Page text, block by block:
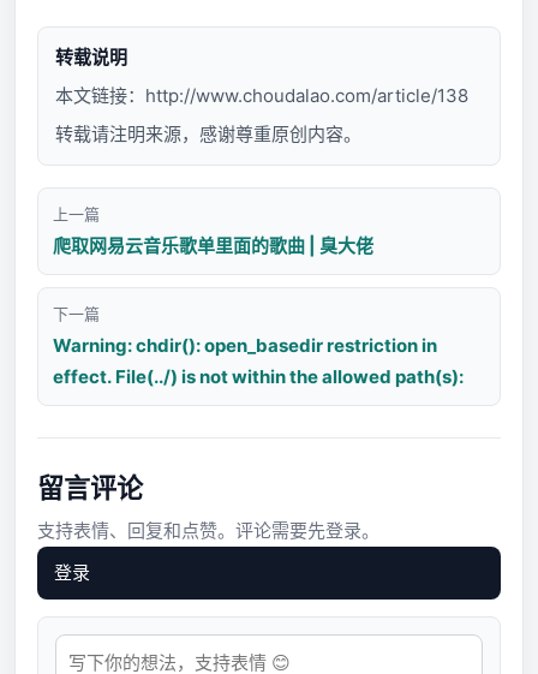
转载说明
本文链接： http://www.choudalao.com/article/138
转载请注明来源，感谢尊重原创内容。
上一篇
爬取网易云音乐歌单里面的歌曲 | 臭大佬
下一篇
Warning: chdir(): open_basedir restriction in
effect. File(../) is not within the allowed path(s):
留言评论
支持表情、回复和点赞。评论需要先登录。
登录